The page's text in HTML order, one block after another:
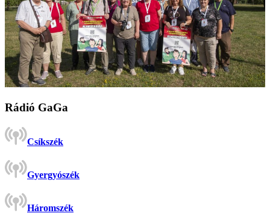
Rádió GaGa
Csíkszék
Gyergyószék
Háromszék